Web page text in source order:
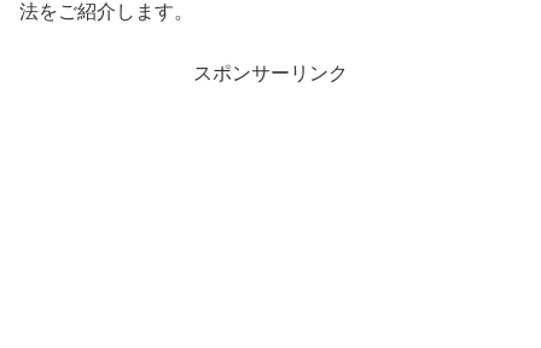
法をご紹介します。
スポンサーリンク